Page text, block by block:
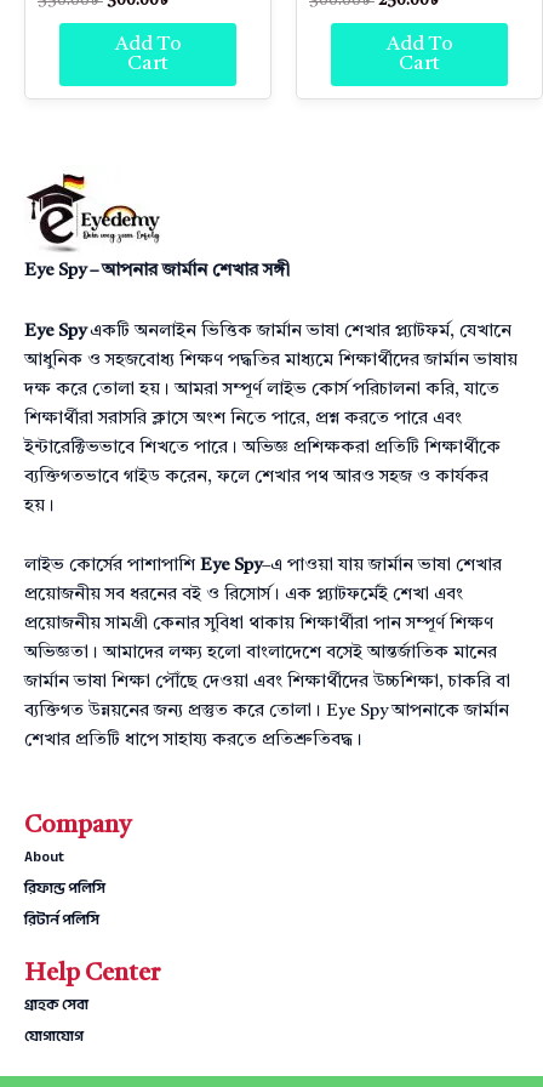
Add To
Cart
Add To
Cart
Eye Spy – আপনার জার্মান শেখার সঙ্গী
Eye Spyএকটি অনলাইন ভিত্তিক জার্মান ভাষা শেখার প্ল্যাটফর্ম, যেখানে
আধুনিক ও সহজবোধ্য শিক্ষণ পদ্ধতির মাধ্যমে শিক্ষার্থীদের জার্মান ভাষায়
দক্ষ করে তোলা হয়। আমরা সম্পূর্ণ লাইভ কোর্স পরিচালনা করি, যাতে
শিক্ষার্থীরা সরাসরি ক্লাসে অংশ নিতে পারে, প্রশ্ন করতে পারে এবং
ইন্টারেক্টিভভাবে শিখতে পারে। অভিজ্ঞ প্রশিক্ষকরা প্রতিটি শিক্ষার্থীকে
ব্যক্তিগতভাবে গাইড করেন, ফলে শেখার পথ আরও সহজ ও কার্যকর
হয়।
লাইভ কোর্সের পাশাপাশি Eye Spy–এ পাওয়া যায় জার্মান ভাষা শেখার
প্রয়োজনীয় সব ধরনের বই ও রিসোর্স। এক প্ল্যাটফর্মেই শেখা এবং
প্রয়োজনীয় সামগ্রী কেনার সুবিধা থাকায় শিক্ষার্থীরা পান সম্পূর্ণ শিক্ষণ
অভিজ্ঞতা। আমাদের লক্ষ্য হলো বাংলাদেশে বসেই আন্তর্জাতিক মানের
জার্মান ভাষা শিক্ষা পৌঁছে দেওয়া এবং শিক্ষার্থীদের উচ্চশিক্ষা, চাকরি বা
ব্যক্তিগত উন্নয়নের জন্য প্রস্তুত করে তোলা। Eye Spy আপনাকে জার্মান
শেখার প্রতিটি ধাপে সাহায্য করতে প্রতিশ্রুতিবদ্ধ।
Company
About
রিফান্ড পলিসি
রিটার্ন পলিসি
Help Center
গ্রাহক সেবা
যোগাযোগ